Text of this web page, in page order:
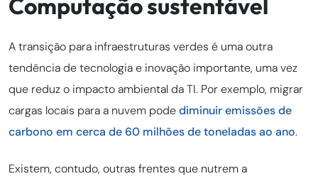
A transição para infraestruturas verdes é uma outra
tendência de tecnologia e inovação importante, uma vez
que reduz o impacto ambiental da TI. Por exemplo, migrar
cargas locais para a nuvem podediminuir emissões de
carbono em cerca de 60 milhões de toneladas ao ano.
Existem, contudo, outras frentes que nutrem a